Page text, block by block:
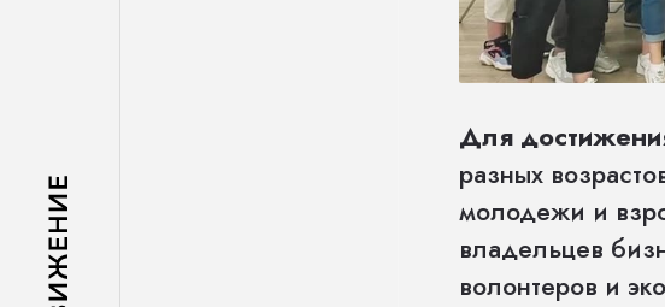
Для
разных
молодежи и
владельцев
волонтеров и